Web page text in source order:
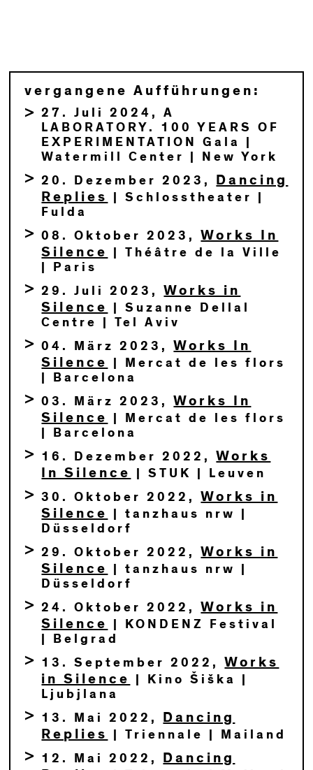
vergangene Aufführungen:
27. Juli 2024, A
LABORATORY. 100 YEARS OF
EXPERIMENTATION Gala |
Watermill Center | New York
20. Dezember 2023,
Dancing
Replies
| Schlosstheater |
Fulda
08. Oktober 2023,Works In
Silence
| Théâtre de la Ville
| Paris
29. Juli 2023,Works in
Silence
| Suzanne Dellal
Centre | Tel Aviv
04. März 2023,Works In
Silence
| Mercat de les flors
| Barcelona
03. März 2023,Works In
Silence
| Mercat de les flors
| Barcelona
16. Dezember 2022,Works
In Silence
| STUK | Leuven
30. Oktober 2022,Works in
Silence
| tanzhaus nrw |
Düsseldorf
29. Oktober 2022,Works in
Silence
| tanzhaus nrw |
Düsseldorf
24. Oktober 2022,Works in
Silence
| KONDENZ Festival
| Belgrad
13. September 2022,Works
in Silence
| Kino Šiška |
Ljubjlana
13. Mai 2022,
Dancing
Replies
| Triennale | Mailand
12. Mai 2022,
Dancing